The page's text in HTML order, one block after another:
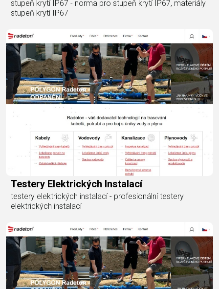
stupeň krytí IP67 - norma pro stupeň krytí IP67, materiály
stupeň krytí IP67
Testery Elektrických Instalací
testery elektrických instalací - profesionální testery
elektrických instalací